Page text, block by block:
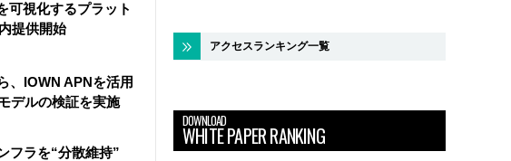
可視化するプラット
提供開始
、IOWN APNを活用
デルの検証を実施
フラを“分散維持”
アクセスランキング一覧
DOWNLOAD
WHITE PAPER RANKING